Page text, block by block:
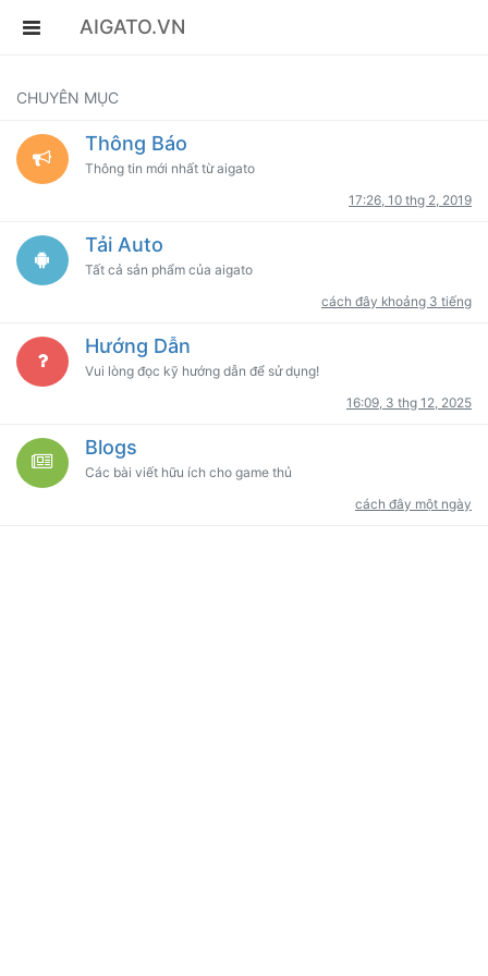
AIGATO.VN
CHUYÊN MỤC
Thông Báo
Thông tin mới nhất từ aigato
17:26, 10 thg 2, 2019
Tải Auto
Tất cả sản phẩm của aigato
cách đây khoảng 3 tiếng
Hướng Dẫn
Vui lòng đọc kỹ hướng dẫn để sử dụng!
16:09, 3 thg 12, 2025
Blogs
Các bài viết hữu ích cho game thủ
cách đây một ngày